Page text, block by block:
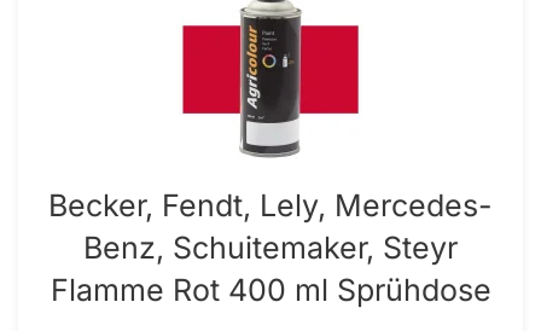
Becker, Fendt, Lely, Mercedes-
Benz, Schuitemaker, Steyr
Flamme Rot 400 ml Sprühdose